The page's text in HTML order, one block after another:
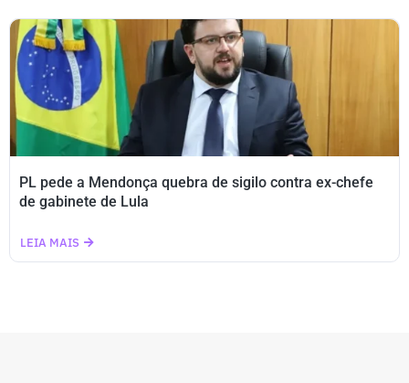
PL pede a Mendonça quebra de sigilo contra ex-chefe
de gabinete de Lula
LEIA MAIS